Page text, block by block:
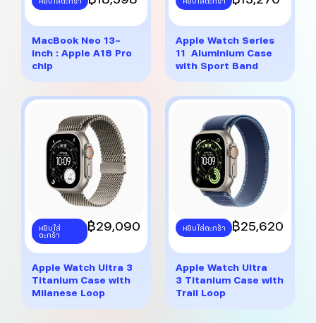
has
multiple
variants.
be
chosen
on
the
product
page
MacBook Neo 13-
inch : Apple A18 Pro
chip
has
multiple
variants.
The
be
chosen
on
the
product
page
Apple Watch Series
11 Aluminium Case
with Sport Band
หยิบใส่
ตะกร้า
This
product
has
multiple
variants.
The
฿29,090
Apple Watch Ultra 3
Titanium Case with
Milanese Loop
หยิบใส่ตะกร้า
This
has
multiple
variants.
฿25,620
Apple Watch Ultra
3 Titanium Case with
Trail Loop